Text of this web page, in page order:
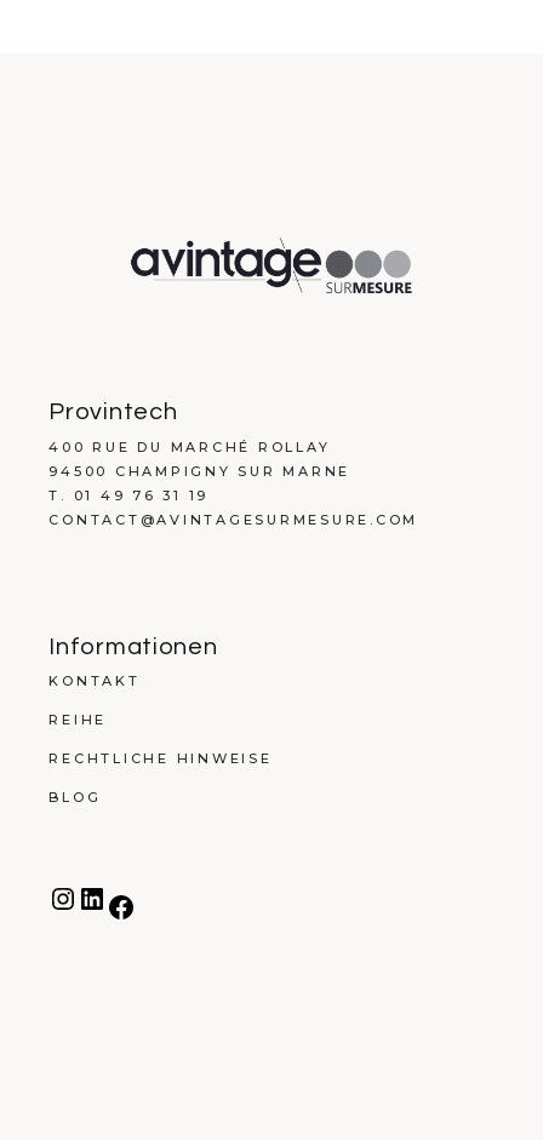
Provintech
400 RUE DU MARCHÉ ROLLAY
94500 CHAMPIGNY SUR MARNE
T. 01 49 76 31 19
CONTACT@AVINTAGESURMESURE.COM
Informationen
KONTAKT
REIHE
RECHTLICHE HINWEISE
BLOG